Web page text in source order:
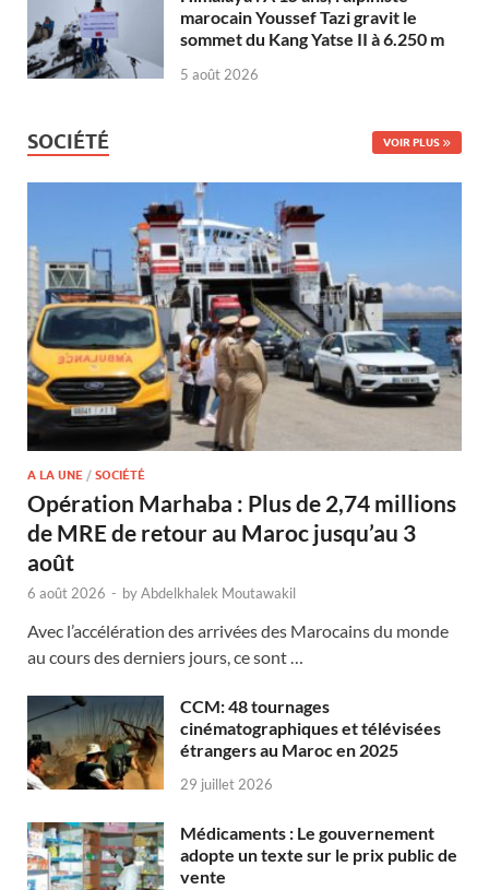
marocain Youssef Tazi gravit le
sommet du Kang Yatse II à 6.250 m
5 août 2026
SOCIÉTÉ VOIR PLUS
A LA UNE / SOCIÉTÉ
Opération Marhaba : Plus de 2,74 millions
de MRE de retour au Maroc jusqu’au 3
août
6 août 2026 - byAbdelkhalek Moutawakil
Avec l’accélération des arrivées des Marocains du monde
au cours des derniers jours, ce sont …
CCM: 48 tournages
cinématographiques et télévisées
étrangers au Maroc en 2025
29 juillet 2026
Médicaments : Le gouvernement
adopte un texte sur le prix public de
vente